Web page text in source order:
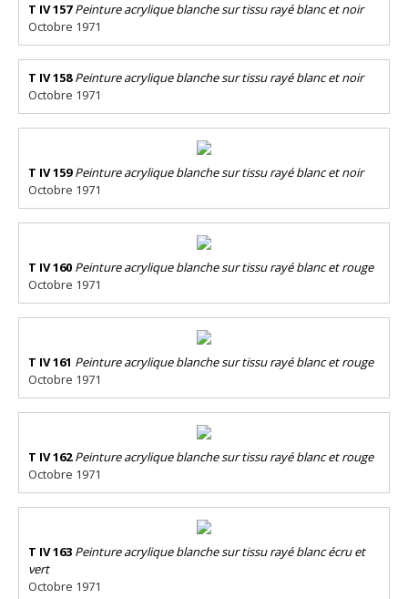
T IV 157 Peinture acrylique blanche sur tissu rayé blanc et noir
Octobre 1971
T IV 158 Peinture acrylique blanche sur tissu rayé blanc et noir
Octobre 1971
T IV 159 Peinture acrylique blanche sur tissu rayé blanc et noir
Octobre 1971
T IV 160 Peinture acrylique blanche sur tissu rayé blanc et rouge
Octobre 1971
T IV 161 Peinture acrylique blanche sur tissu rayé blanc et rouge
Octobre 1971
T IV 162 Peinture acrylique blanche sur tissu rayé blanc et rouge
Octobre 1971
T IV 163 Peinture acrylique blanche sur tissu rayé blanc écru et
vert
Octobre 1971